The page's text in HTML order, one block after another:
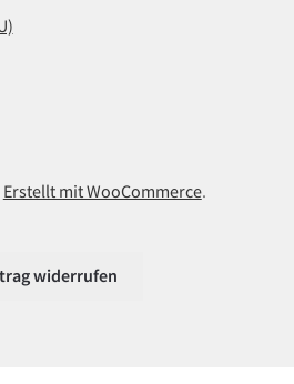
Erstellt mit WooCommerce.
widerrufen